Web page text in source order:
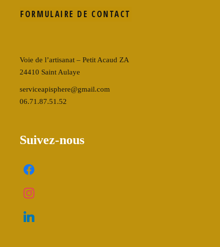
FORMULAIRE DE CONTACT
Voie de l’artisanat – Petit Acaud ZA
24410 Saint Aulaye
serviceapisphere@gmail.com
06.71.87.51.52
Suivez-nous